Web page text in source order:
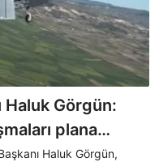
Haluk Görgün:
plana
Haluk Görgün,